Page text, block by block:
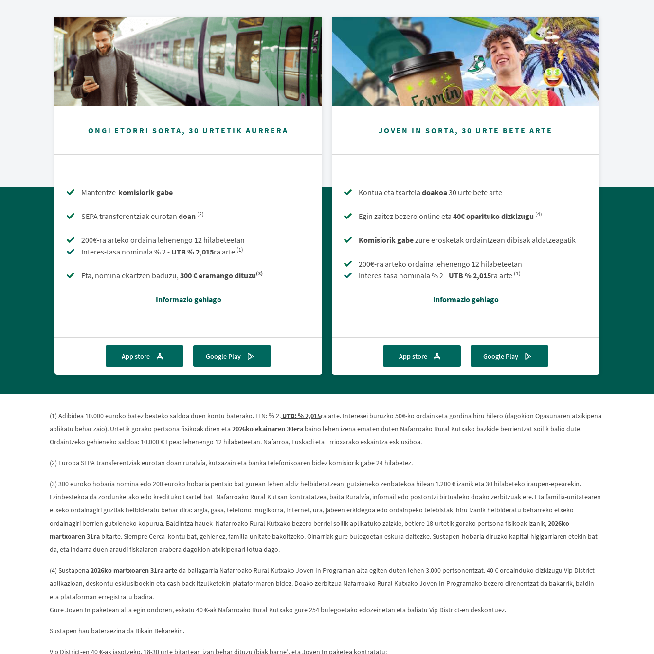
ONGI ETORRI SORTA, 30 URTETIK AURRERA
Mantentze-komisiorik gabe
SEPA transferentziak eurotan doan (2)
200€-ra arteko ordaina lehenengo 12 hilabeteetan
Interes-tasa nominala % 2 - UTB % 2,015ra arte (1)
Eta, nomina ekartzen baduzu,300 € eramango dituzu(3)
Informazio gehiago
App store Google Play
JOVEN IN SORTA, 30 URTE BETE ARTE
Kontua eta txartela doakoa30 urte bete arte
Egin zaitez bezero online eta 40€ oparituko dizkizugu (4)
Komisiorik gabezure erosketak ordaintzean dibisak aldatzeagatik
200€-ra arteko ordaina lehenengo 12 hilabeteetan
Interes-tasa nominala % 2 - UTB % 2,015ra arte (1)
Informazio gehiago
App store Google Play
(1) Adibidea 10.000 euroko batez besteko saldoa duen kontu baterako. ITN: % 2. UTB: % 2,015ra arte. Interesei buruzko 50€-ko ordainketa gordina hiru hilero (dagokion Ogasunaren atxikipena
aplikatu behar zaio). Urtetik gorako pertsona ﬁsikoak diren eta 2026ko ekainaren 30era baino lehen izena ematen duten Nafarroako Rural Kutxako bazkide berrientzat soilik balio dute.
Ordaintzeko gehieneko saldoa: 10.000 € Epea: lehenengo 12 hilabeteetan. Nafarroa, Euskadi eta Errioxarako eskaintza esklusiboa.
(2) Europa SEPA transferentziak eurotan doan ruralvía, kutxazain eta banka telefonikoaren bidez komisiorik gabe 24 hilabetez.
(3) 300 euroko hobaria nomina edo 200 euroko hobaria pentsio bat gurean lehen aldiz helbideratzean, gutxieneko zenbatekoa hilean 1.200 € izanik eta 30 hilabeteko iraupen-epearekin.
Ezinbestekoa da zordunketako edo kredituko txartel bat Nafarroako Rural Kutxan kontratatzea, baita Ruralvía, infomail edo postontzi birtualeko doako zerbitzuak ere. Eta familia-unitatearen
etxeko ordainagiri guztiak helbideratu behar dira: argia, gasa, telefono mugikorra, Internet, ura, jabeen erkidegoa edo ordainpeko telebistak, hiru izanik helbideratu beharreko etxeko
ordainagiri berrien gutxieneko kopurua. Baldintza hauek Nafarroako Rural Kutxako bezero berriei soilik aplikatuko zaizkie, betiere 18 urtetik gorako pertsona fisikoak izanik,2026ko
martxoaren 31ra bitarte. Siempre Cerca kontu bat, gehienez, familia-unitate bakoitzeko. Oinarriak gure bulegoetan eskura daitezke. Sustapen-hobaria diruzko kapital higigarriaren etekin bat
da, eta indarra duen araudi fiskalaren arabera dagokion atxikipenari lotua dago.
(4) Sustapena 2026ko martxoaren 31ra arteda baliagarria Nafarroako Rural Kutxako Joven In Programan alta egiten duten lehen 3.000 pertsonentzat. 40 € ordainduko dizkizugu Vip District
aplikazioan, deskontu esklusiboekin eta cash back itzulketekin plataformaren bidez. Doako zerbitzua Nafarroako Rural Kutxako Joven In Programako bezero direnentzat da bakarrik, baldin
eta plataforman erregistratu badira.
Gure Joven In paketean alta egin ondoren, eskatu 40 €-ak Nafarroako Rural Kutxako gure 254 bulegoetako edozeinetan eta baliatu Vip District-en deskontuez.
Sustapen hau bateraezina da Bikain Bekarekin.
Vip District-en 40 €-ak jasotzeko, 18-30 urte bitartean izan behar dituzu (biak barne), eta Joven In paketea kontratatu: